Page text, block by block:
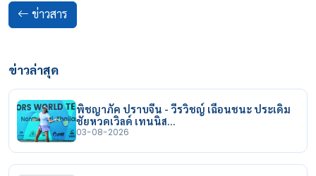
ข่าวสาร
ข่าวล่าสุด
พิชญาภัค ปราบจีน - วีรวิชญ์ เฉือนชนะ ประเดิม
ชัยหวดเวิลด์ เทนนิส…
03-08-2026